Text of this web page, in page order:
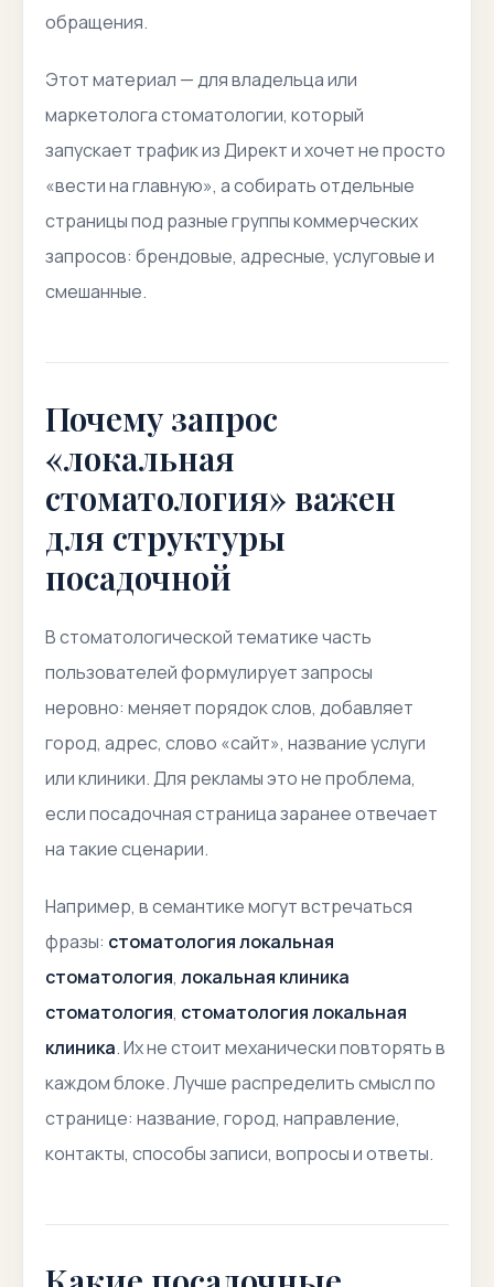
обращения.
Этот материал — для владельца или
маркетолога стоматологии, который
запускает трафик из Директ и хочет не просто
«вести на главную», а собирать отдельные
страницы под разные группы коммерческих
запросов: брендовые, адресные, услуговые и
смешанные.
Почему запрос
«локальная
стоматология» важен
для структуры
посадочной
В стоматологической тематике часть
пользователей формулирует запросы
неровно: меняет порядок слов, добавляет
город, адрес, слово «сайт», название услуги
или клиники. Для рекламы это не проблема,
если посадочная страница заранее отвечает
на такие сценарии.
Например, в семантике могут встречаться
фразы: стоматология локальная
стоматология, локальная клиника
стоматология, стоматология локальная
клиника. Их не стоит механически повторять в
каждом блоке. Лучше распределить смысл по
странице: название, город, направление,
контакты, способы записи, вопросы и ответы.